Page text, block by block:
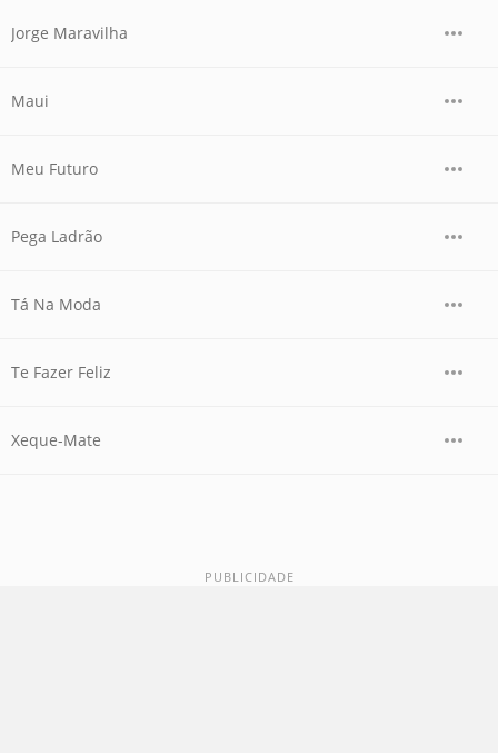
Jorge Maravilha
Maui
Meu Futuro
Pega Ladrão
Tá Na Moda
Te Fazer Feliz
Xeque-Mate